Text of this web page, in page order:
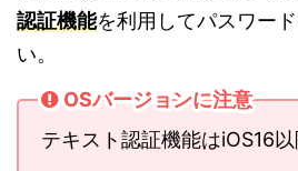
認証機能を利用してパスワー
い。
OSバージョンに注意
テキスト認証機能はiOS16以